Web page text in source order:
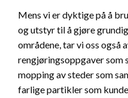
Mens vi er dyktige på å
og utstyr til å gjøre
områdene, tar vi oss også
rengjøringsoppgaver
mopping av steder som
farlige partikler som